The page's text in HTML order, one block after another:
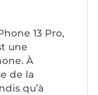
13 Pro,
une
À
de la
qu’à